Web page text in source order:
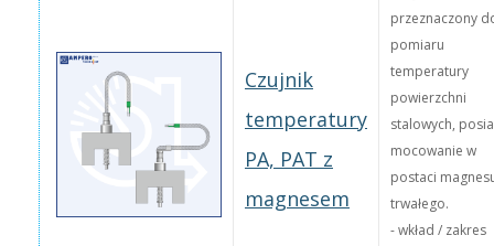
Czujnik
temperatury
PA, PAT z
magnesem
przeznaczony
pomiaru
temperatury
powierzchni
stalowych,
mocowanie w
postaci
trwałego.
- wkład / zakres